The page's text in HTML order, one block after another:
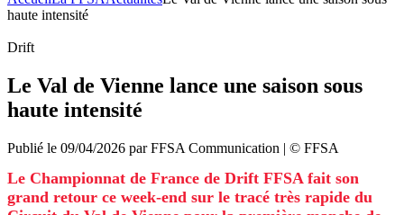
haute intensité
Drift
Le Val de Vienne lance une saison sous
haute intensité
Publié le 09/04/2026 parFFSA Communication | © FFSA
Le Championnat de France de Drift FFSA fait son
grand retour ce week-end sur le tracé très rapide du